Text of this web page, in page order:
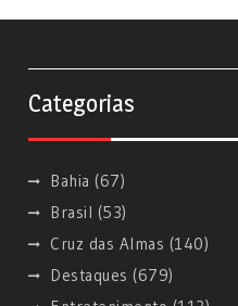
Categorias
Bahia (67)
Brasil (53)
Cruz das Almas (140)
Destaques (679)